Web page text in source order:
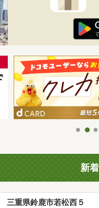
新
三重県鈴鹿市若松西５